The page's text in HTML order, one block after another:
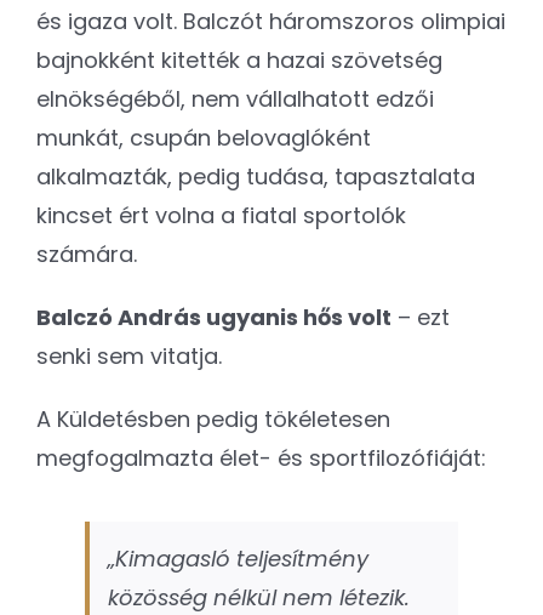
és igaza volt. Balczót háromszoros olimpiai
bajnokként kitették a hazai szövetség
elnökségéből, nem vállalhatott edzői
munkát, csupán belovaglóként
alkalmazták, pedig tudása, tapasztalata
kincset ért volna a fiatal sportolók
számára.
Balczó András ugyanis hős volt – ezt
senki sem vitatja.
A Küldetésben pedig tökéletesen
megfogalmazta élet- és sportfilozófiáját:
„Kimagasló teljesítmény
közösség nélkül nem létezik.